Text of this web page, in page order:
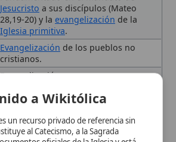
y Fundamento
Histórico de la
y Enfoques
a Wikitólica
recurso privado de referencia sin
al Catecismo, a la Sagrada
oficiales de la Iglesia y está
a la estudio personal. El borrador de
conMagisterium. Queda
las fuentes referenciadas y a
de los artículos mediante el uso
a la enciclopedia confirma que
lapolítica de privacidady el